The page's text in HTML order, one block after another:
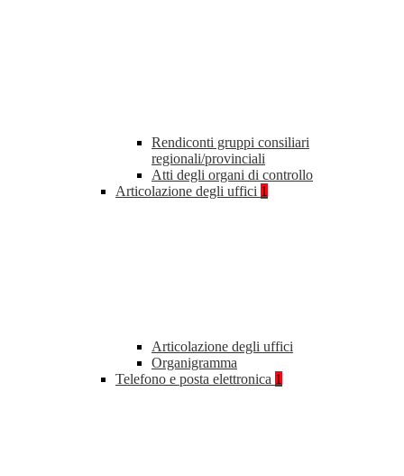
Rendiconti gruppi consiliari
regionali/provinciali
Atti degli organi di controllo
Articolazione degli uffici 1
Articolazione degli uffici
Organigramma
Telefono e posta elettronica 1